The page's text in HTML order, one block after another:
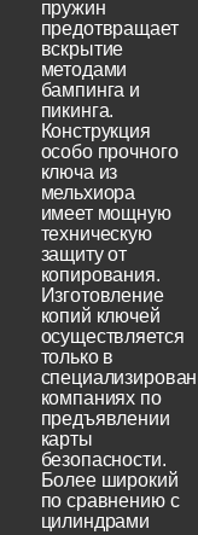
пружин
предотвращает
вскрытие
методами
бампинга и
пикинга.
Конструкция
особо прочного
ключа из
мельхиора
имеет мощную
техническую
защиту от
копирования.
Изготовление
копий ключей
осуществляется
только в
компаниях по
предъявлении
карты
безопасности.
Более широкий
по сравнению с
цилиндрами